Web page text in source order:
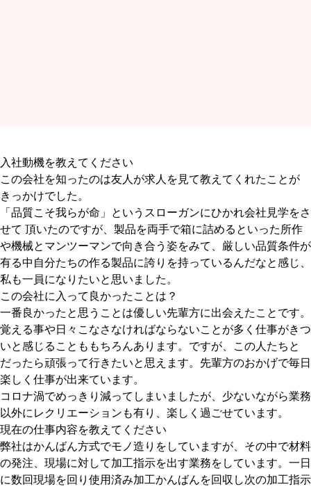
入社動機を教えてください
この会社を知ったのは友人が求人を見て教えてくれたことが
きっかけでした。
「品質こそ我らが命」というスローガンにひかれ会社見学をさ
せて 頂いたのですが、製品を両手で箱に詰めるといった所作
や機械とマンツーマンで向き合う姿をみて、厳しい品質条件が
有る中自分たちの作る製品に誇りを持っているんだなと感じ、
私も一員になりたいと思いました。
この会社に入って良かったことは？
一番良かったと思うことは優しい先輩方に出会えたことです。
覚える事や日々こなさなければならないことが多く仕事がきつ
いと感じることももちろんあります。ですが、この人たちと
だったら頑張って行きたいと思えます。先輩方のおかげで毎日
楽しく仕事が出来ています。
コロナ渦でめっきり減ってしまいましたが、少ないながら業務
以外にレクリエーションも有り、楽しく過ごせています。
現在の仕事内容を教えてください
弊社はかんばん方式でモノ造りをしていますが、その中で材料
の発注、現場に対して加工指示を出す業務をしています。一日
に数回現場を回り使用済み加工かんばんを回収し次の加工指示